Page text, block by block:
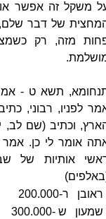
משקל זה אפשר
של דבר שלם,
מזה, רק
תשא ט -
לפניו, רבוני,
וכתיב (שם לב,
אומר לי כן.
אותיות של
ראובן ר-200.000
שמעון ש -300.000